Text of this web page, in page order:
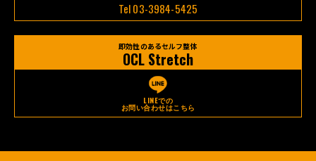
Tel 03-3984-5425
即効性のあるセルフ整体
OCL Stretch
LINEでの
お問い合わせはこちら